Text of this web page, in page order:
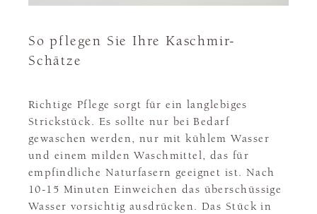
So pflegen Sie Ihre Kaschmir-
Schätze
Richtige Pflege sorgt für ein langlebiges
Strickstück. Es sollte nur bei Bedarf
gewaschen werden, nur mit kühlem Wasser
und einem milden Waschmittel, das für
empfindliche Naturfasern geeignet ist. Nach
10-15 Minuten Einweichen das überschüssige
Wasser vorsichtig ausdrücken. Das Stück in